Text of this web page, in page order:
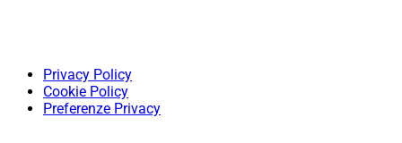
Privacy Policy
Cookie Policy
Preferenze Privacy